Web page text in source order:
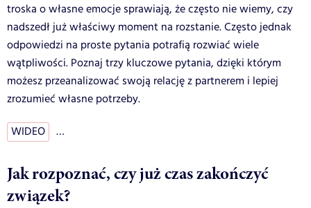
troska o własne emocje sprawiają, że często nie wiemy, czy
nadszedł już właściwy moment na rozstanie. Często jednak
odpowiedzi na proste pytania potrafią rozwiać wiele
wątpliwości. Poznaj trzy kluczowe pytania, dzięki którym
możesz przeanalizować swoją relację z partnerem i lepiej
zrozumieć własne potrzeby.
WIDEO …
Jak rozpoznać, czy już czas zakończyć
związek?